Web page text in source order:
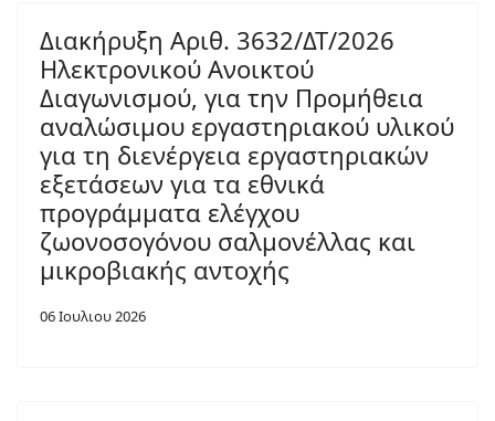
Διακήρυξη Αριθ. 3632/ΔΤ/2026
Ηλεκτρονικού Ανοικτού
Διαγωνισμού, για την Προμήθεια
αναλώσιμου εργαστηριακού υλικού
για τη διενέργεια εργαστηριακών
εξετάσεων για τα εθνικά
προγράμματα ελέγχου
ζωονοσογόνου σαλμονέλλας και
μικροβιακής αντοχής
06 Ιουλιου 2026